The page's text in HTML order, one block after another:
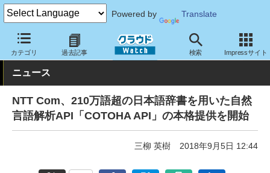
Powered by Translate
カテゴリ 過去記事 検索 Impressサイト
クラウド Watch サービス・ソフト サービス 開発関連
ニュース
NTT Com、210万語超の日本語辞書を用いた自然
言語解析API「COTOHA API」の本格提供を開始
三柳 英樹 2018年9月5日 12:44